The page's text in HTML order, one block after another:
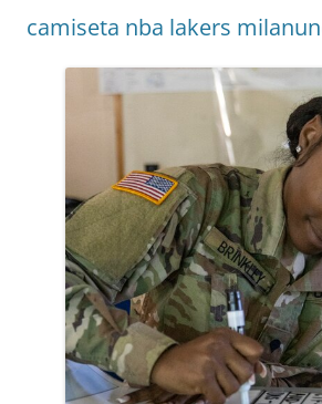
camiseta nba lakers